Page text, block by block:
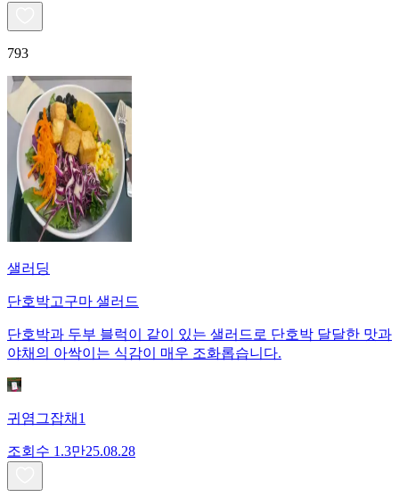
793
샐러딩
단호박고구마 샐러드
단호박과 두부 블럭이 같이 있는 샐러드로 단호박 달달한 맛과
야채의 아싹이는 식감이 매우 조화롭습니다.
귀염그잡채1
조회수 1.3만25.08.28